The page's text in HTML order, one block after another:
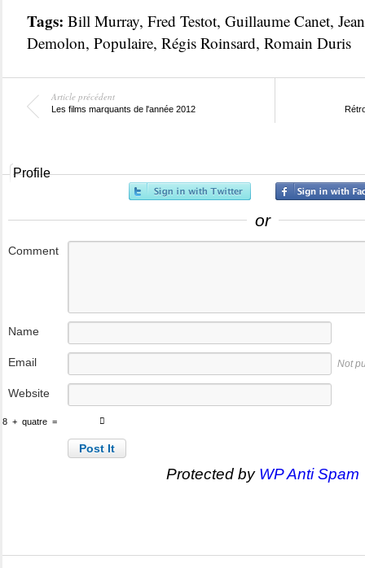
Tags: Bill Murray, Fred Testot, Guillaume Canet,
Demolon, Populaire, Régis Roinsard, Romain Duris
Article précédent
Les films marquants de l'année 2012
Profile
or
Comment
Name
Email Not
Website
8 + quatre =
Protected by WP Anti Spam